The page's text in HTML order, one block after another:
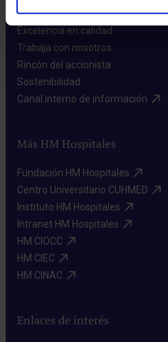
Quiénes somos​
Excelencia en calidad​
Trabaja con nosotros​
Rincón del accionista​
Sostenibilidad​
Canal interno de información​
Más HM Hospitales
Fundación HM Hospitales​
Centro Universitario CUHMED​
Instituto HM Hospitales​
Intranet HM Hospitales​
HM CIOCC​
HM CIEC​
HM CINAC​
Enlaces de interés